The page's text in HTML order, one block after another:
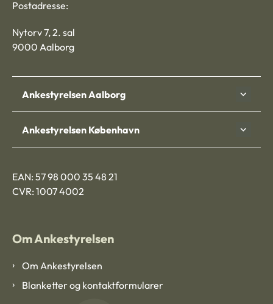
Postadresse:
Nytorv 7, 2. sal
9000 Aalborg
Ankestyrelsen Aalborg
Ankestyrelsen København
EAN: 57 98 000 35 48 21
CVR: 1007 4002
Om Ankestyrelsen
Om Ankestyrelsen
Blanketter og kontaktformularer